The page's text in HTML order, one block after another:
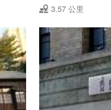
3.57 公里